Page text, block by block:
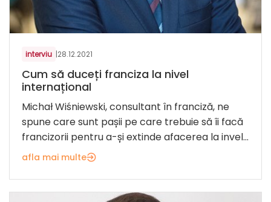
interviu |28.12.2021
Cum să duceți franciza la nivel
internațional
Michał Wiśniewski, consultant în franciză, ne
spune care sunt pașii pe care trebuie să îi facă
francizorii pentru a-și extinde afacerea la invel...
afla mai multe